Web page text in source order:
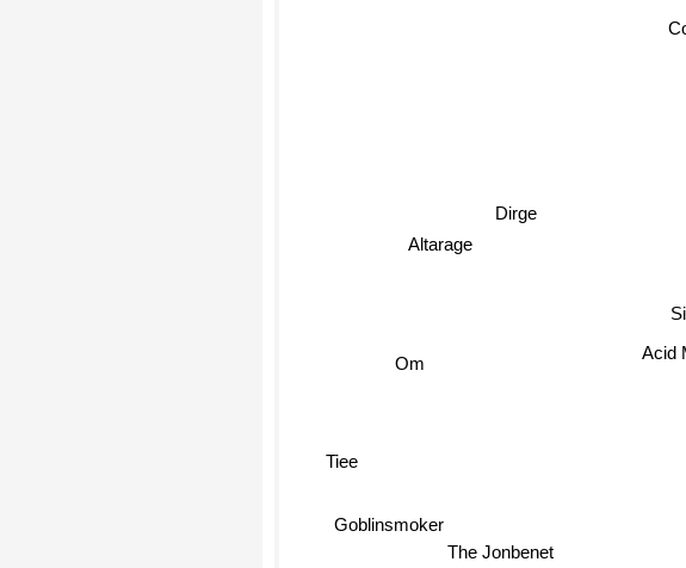
Acid
Om
The Jonbenet
Goblinsmoker
Tiee